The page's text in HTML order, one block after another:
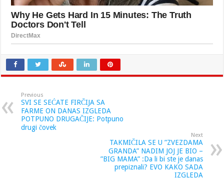
Previous
SVI SE SEĆATE FIRČIJA SA
FARME ON DANAS IZGLEDA
POTPUNO DRUGAČIJE: Potpuno
drugi čovek
Next
TAKMIČILA SE U ”ZVEZDAMA
GRANDA” NADIM JOJ JE BIO –
”BIG MAMA” :Da li bi ste je danas
prepiznali? EVO KAKO SADA
IZGLEDA